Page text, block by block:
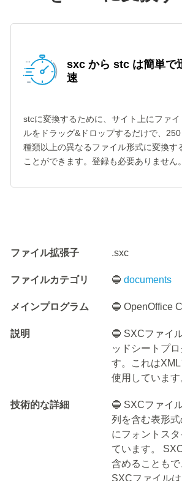
sxc から stc は簡単で
速
stcに変換するために、サイト上にファイ
ルをドラッグ&ドロップするだけで、250
種類以上の異なるファイル形式に変換す
ことができます。登録も必要ありません。
ファイル拡張子 .sxc
ファイルカテゴリ 🔵documents
メインプログラム 🔵 OpenOffice
説明
🔵 SXCファイ
ッドシートプ
す。これは
使用しています
技術的な詳細
🔵 SXCファイ
列を含む表形
にフォントス
ています。
含めることも
SXCファイル